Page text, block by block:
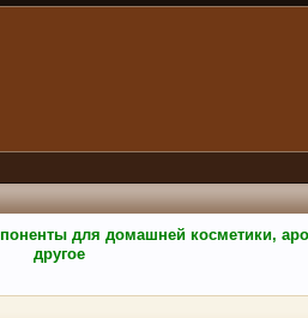
для домашней косметики,
другое